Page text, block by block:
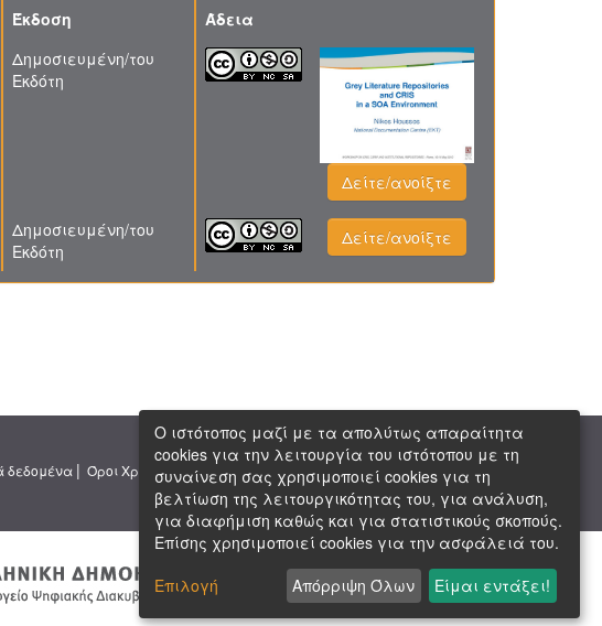
Έκδοση
Άδεια
Δημοσιευμένη/του
Εκδότη
Δείτε/ανοίξτε
Δημοσιευμένη/του
Εκδότη
Δείτε/ανοίξτε
δεδομένα | Όροι Χρήσης| Πνευματική Ιδιοκτησία | Copyright © 2026 ΕΙΕ
Ο ιστότοπος μαζί με τα απολύτως απαραίτητα
cookies για την λειτουργία του ιστότοπου με τη
συναίνεση σας χρησιμοποιεί cookies για τη
βελτίωση της λειτουργικότητας του, για ανάλυση,
για διαφήμιση καθώς και για στατιστικούς σκοπούς.
Επίσης χρησιμοποιεί cookies για την ασφάλειά του.
Επιλογή
Απόρριψη Όλων Είμαι εντάξει!